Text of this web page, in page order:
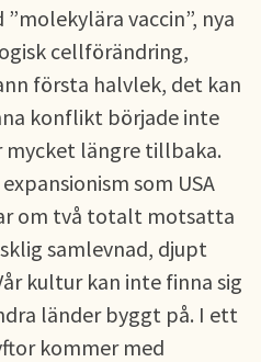
vaccin”, nya
cellförändring,
första halvlek, det kan
konflikt började inte
mycket längre tillbaka.
som USA
om två totalt motsatta
samlevnad, djupt
kultur kan inte finna sig
länder byggt på. I ett
kommer med